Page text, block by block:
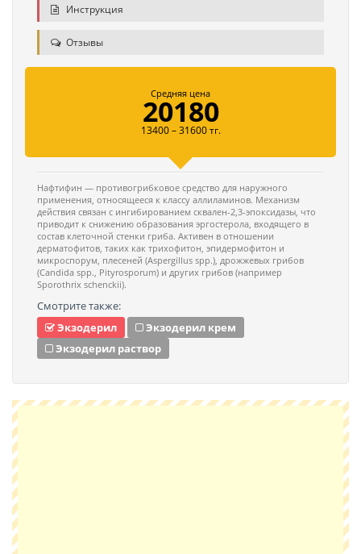
Инструкция
Отзывы
Средняя цена
20180
13400 – 31600 тг.
Нафтифин — противогрибковое средство для наружного
применения, относящееся к классу аллиламинов. Механизм
действия связан с ингибированием сквален-2,3-эпоксидазы, что
приводит к снижению образования эргостерола, входящего в
состав клеточной стенки гриба. Активен в отношении
дерматофитов, таких как трихофитон, эпидермофитон и
микроспорум, плесеней (Aspergillus spp.), дрожжевых грибов
(Candida spp., Pityrosporum) и других грибов (например
Sporothrix schenckii).
Смотрите также:
Экзодерил
Экзодерил крем
Экзодерил раствор